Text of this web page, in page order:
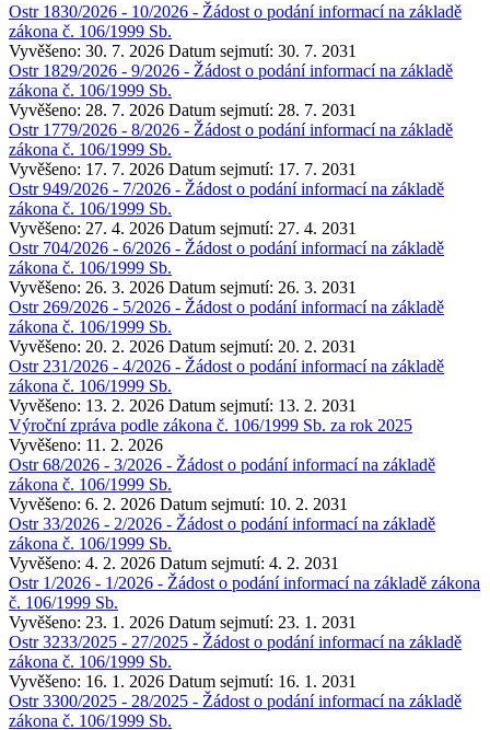
Ostr 1830/2026 - 10/2026 - Žádost o podání informací na základě
zákona č. 106/1999 Sb.
Vyvěšeno: 30. 7. 2026 Datum sejmutí: 30. 7. 2031
Ostr 1829/2026 - 9/2026 - Žádost o podání informací na základě
zákona č. 106/1999 Sb.
Vyvěšeno: 28. 7. 2026 Datum sejmutí: 28. 7. 2031
Ostr 1779/2026 - 8/2026 - Žádost o podání informací na základě
zákona č. 106/1999 Sb.
Vyvěšeno: 17. 7. 2026 Datum sejmutí: 17. 7. 2031
Ostr 949/2026 - 7/2026 - Žádost o podání informací na základě
zákona č. 106/1999 Sb.
Vyvěšeno: 27. 4. 2026 Datum sejmutí: 27. 4. 2031
Ostr 704/2026 - 6/2026 - Žádost o podání informací na základě
zákona č. 106/1999 Sb.
Vyvěšeno: 26. 3. 2026 Datum sejmutí: 26. 3. 2031
Ostr 269/2026 - 5/2026 - Žádost o podání informací na základě
zákona č. 106/1999 Sb.
Vyvěšeno: 20. 2. 2026 Datum sejmutí: 20. 2. 2031
Ostr 231/2026 - 4/2026 - Žádost o podání informací na základě
zákona č. 106/1999 Sb.
Vyvěšeno: 13. 2. 2026 Datum sejmutí: 13. 2. 2031
Výroční zpráva podle zákona č. 106/1999 Sb. za rok 2025
Vyvěšeno: 11. 2. 2026
Ostr 68/2026 - 3/2026 - Žádost o podání informací na základě
zákona č. 106/1999 Sb.
Vyvěšeno: 6. 2. 2026 Datum sejmutí: 10. 2. 2031
Ostr 33/2026 - 2/2026 - Žádost o podání informací na základě
zákona č. 106/1999 Sb.
Vyvěšeno: 4. 2. 2026 Datum sejmutí: 4. 2. 2031
Ostr 1/2026 - 1/2026 - Žádost o podání informací na základě zákona
č. 106/1999 Sb.
Vyvěšeno: 23. 1. 2026 Datum sejmutí: 23. 1. 2031
Ostr 3233/2025 - 27/2025 - Žádost o podání informací na základě
zákona č. 106/1999 Sb.
Vyvěšeno: 16. 1. 2026 Datum sejmutí: 16. 1. 2031
Ostr 3300/2025 - 28/2025 - Žádost o podání informací na základě
zákona č. 106/1999 Sb.